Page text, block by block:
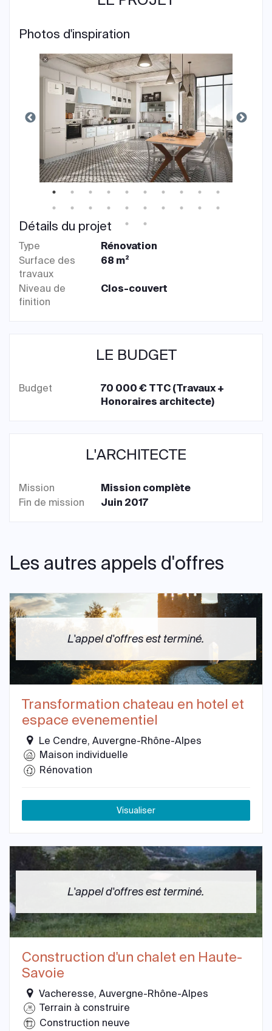
Photos d'inspiration
Détails du projet
Type
Rénovation
Surface des
travaux
68 m²
Niveau de
finition
Clos-couvert
LE BUDGET
Budget
70 000 € TTC (Travaux +
Honoraires architecte)
L'ARCHITECTE
Mission
Mission complète
Fin de mission
Juin 2017
Les autres appels d'offres
L'appel d'offres est terminé.
Transformation chateau en hotel et
espace evenementiel
Le Cendre, Auvergne-Rhône-Alpes
Maison individuelle
Rénovation
Visualiser
L'appel d'offres est terminé.
Construction d'un chalet en Haute-
Savoie
Vacheresse, Auvergne-Rhône-Alpes
Terrain à construire
Construction neuve